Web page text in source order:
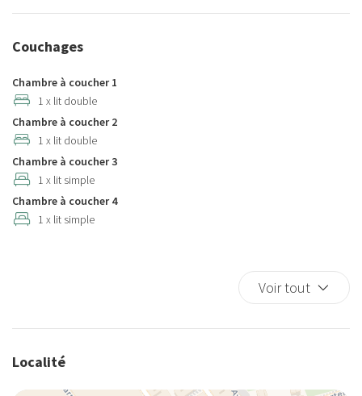
Balcon/terrasse
Berceaux
Cafetière/théière
Canapé
Casseroles et poêles
Chaise haute
Chaise-haute
Chaises de salle à manger
Chauffage/climatiseur autonome
Coussins en mousse
Cuisine
Couchages
Chambre à coucher 1
1 x lit double
Chambre à coucher 2
1 x lit double
Chambre à coucher 3
1 x lit simple
Chambre à coucher 4
1 x lit simple
Voir tout
Localité